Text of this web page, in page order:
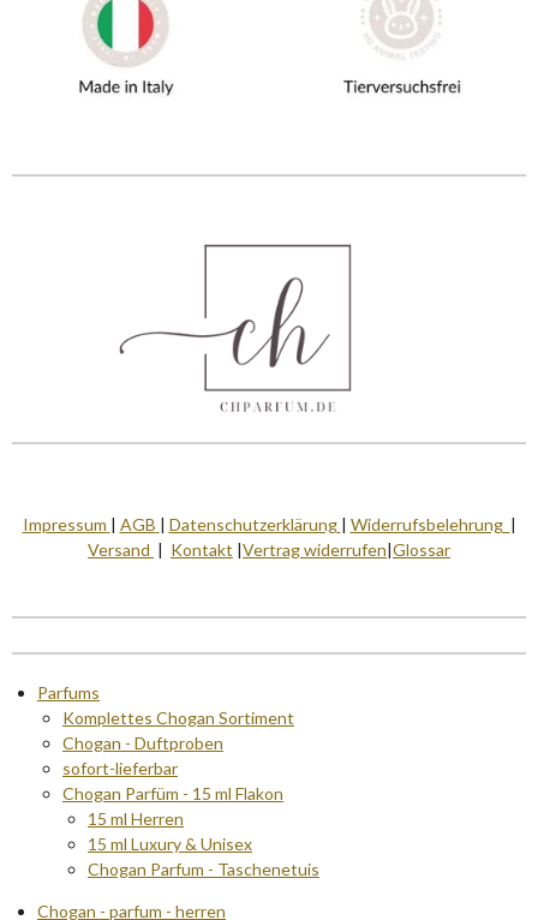
Impressum | AGB | Datenschutzerklärung | Widerrufsbelehrung |
Versand | Kontakt |Vertrag widerrufen|Glossar
Parfums
Komplettes Chogan Sortiment
Chogan - Duftproben
sofort-lieferbar
Chogan Parfüm - 15 ml Flakon
15 ml Herren
15 ml Luxury & Unisex
Chogan Parfum - Taschenetuis
Chogan - parfum - herren